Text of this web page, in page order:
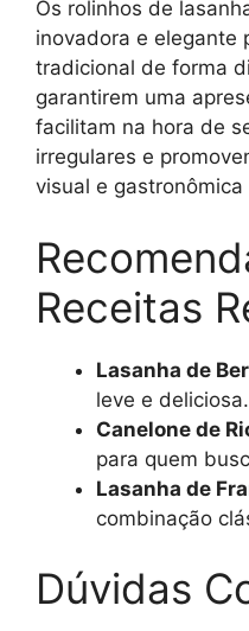
Os rolinhos de
inovadora e elegante
tradicional de forma
garantirem uma
facilitam na hora de
irregulares e
visual e
Receitas
Lasanha de
leve e deliciosa.
Canelone de
para quem
Lasanha de
combinação
Dúvidas